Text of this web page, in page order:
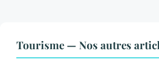
Tourisme — Nos autres